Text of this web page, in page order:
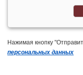
Нажимая кнопку
персональных данных